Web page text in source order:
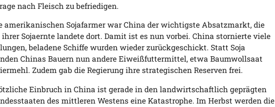
nach Fleisch zu befriedigen.
amerikanischen Sojafarmer war China der wichtigste Absatzmarkt, die
Sojaernte landete dort. Damit ist es nun vorbei. China stornierte viele
beladene Schiffe wurden wieder zurückgeschickt. Statt Soja
Chinas Bauern nun andere Eiweißfuttermittel, etwa Baumwollsaat
Zudem gab die Regierung ihre strategischen Reserven frei.
Einbruch in China ist gerade in den landwirtschaftlich geprägten
des mittleren Westens eine Katastrophe. Im Herbst werden die